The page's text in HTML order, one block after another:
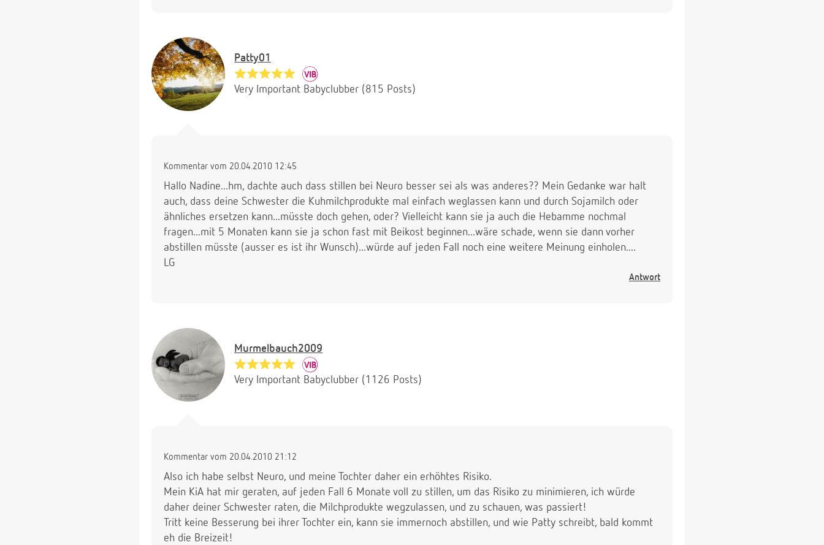
Patty01
Very Important Babyclubber (815 Posts)
Kommentar vom 20.04.2010 12:45
Hallo Nadine...hm, dachte auch dass stillen bei Neuro besser sei als was anderes?? Mein Gedanke war halt
auch, dass deine Schwester die Kuhmilchprodukte mal einfach weglassen kann und durch Sojamilch oder
ähnliches ersetzen kann...müsste doch gehen, oder? Vielleicht kann sie ja auch die Hebamme nochmal
fragen...mit 5 Monaten kann sie ja schon fast mit Beikost beginnen...wäre schade, wenn sie dann vorher
abstillen müsste (ausser es ist ihr Wunsch)...würde auf jeden Fall noch eine weitere Meinung einholen....
LG
Antwort
Murmelbauch2009
Very Important Babyclubber (1126 Posts)
Kommentar vom 20.04.2010 21:12
Also ich habe selbst Neuro, und meine Tochter daher ein erhöhtes Risiko.
Mein KiA hat mir geraten, auf jeden Fall 6 Monate voll zu stillen, um das Risiko zu minimieren, ich würde
daher deiner Schwester raten, die Milchprodukte wegzulassen, und zu schauen, was passiert!
Tritt keine Besserung bei ihrer Tochter ein, kann sie immernoch abstillen, und wie Patty schreibt, bald kommt
eh die Breizeit!